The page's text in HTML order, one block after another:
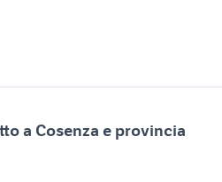
a Cosenza e provincia